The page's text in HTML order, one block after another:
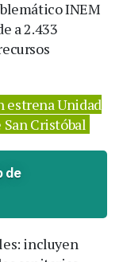
INEM
a 2.433
estrena Unidad
Cristóbal
de
incluyen